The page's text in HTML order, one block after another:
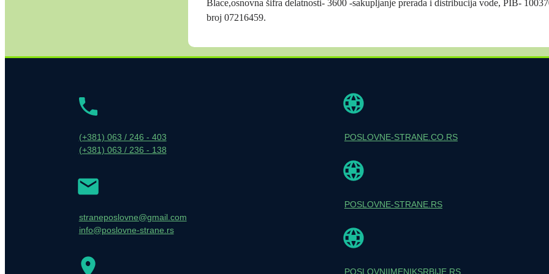
Blace,osnovna šifra delatnosti- 3600 -sakupljanje prerada i distribucija vode, PIB-
broj 07216459.
(+381) 063 / 246 - 403
(+381) 063 / 236 - 138
straneposlovne@gmail.com
info@poslovne-strane.rs
POSLOVNE-STRANE.CO.RS
POSLOVNE-STRANE.RS
POSLOVNIIMENIKSRBIJE.RS